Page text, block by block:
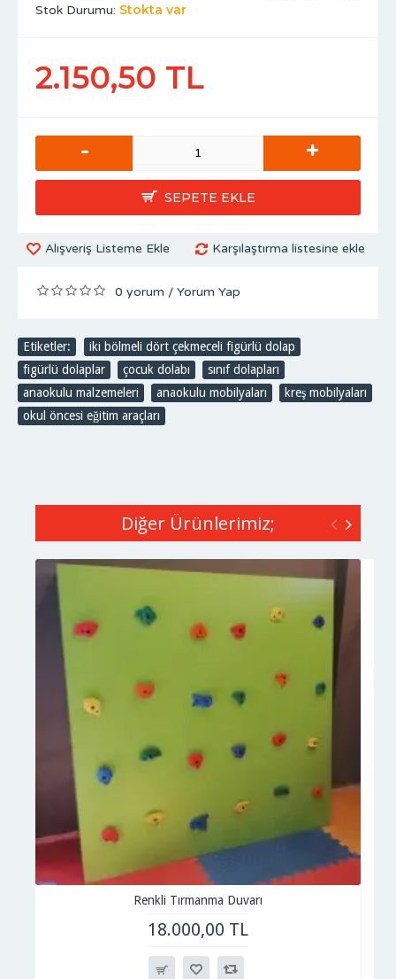
Stok Durumu: Stokta var
2.150,50 TL
- +
SEPETE EKLE
Alışveriş Listeme Ekle Karşılaştırma listesine ekle
0 yorum / Yorum Yap
Etiketler: iki bölmeli dört çekmeceli figürlü dolap
figürlü dolaplar
çocuk dolabı sınıf dolapları
anaokulu malzemeleri
anaokulu mobilyaları kreş mobilyaları
okul öncesi eğitim araçları
Diğer Ürünlerimiz;
Renkli Tırmanma Duvarı
18.000,00 TL